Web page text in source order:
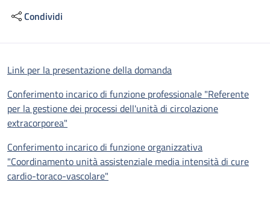
Condividi
Link per la presentazione della domanda
Conferimento incarico di funzione professionale "Referente
per la gestione dei processi dell'unitàdi circolazione
extracorporea"
Conferimento incarico di funzione organizzativa
"Coordinamento unità assistenziale media intensità di cure
cardio-toraco-vascolare"